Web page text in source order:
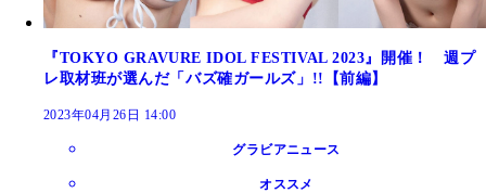
『TOKYO GRAVURE IDOL FESTIVAL 2023』開催！ 週プ
レ取材班が選んだ「バズ確ガールズ」!!【前編】
2023年04月26日 14:00
グラビアニュース
オススメ